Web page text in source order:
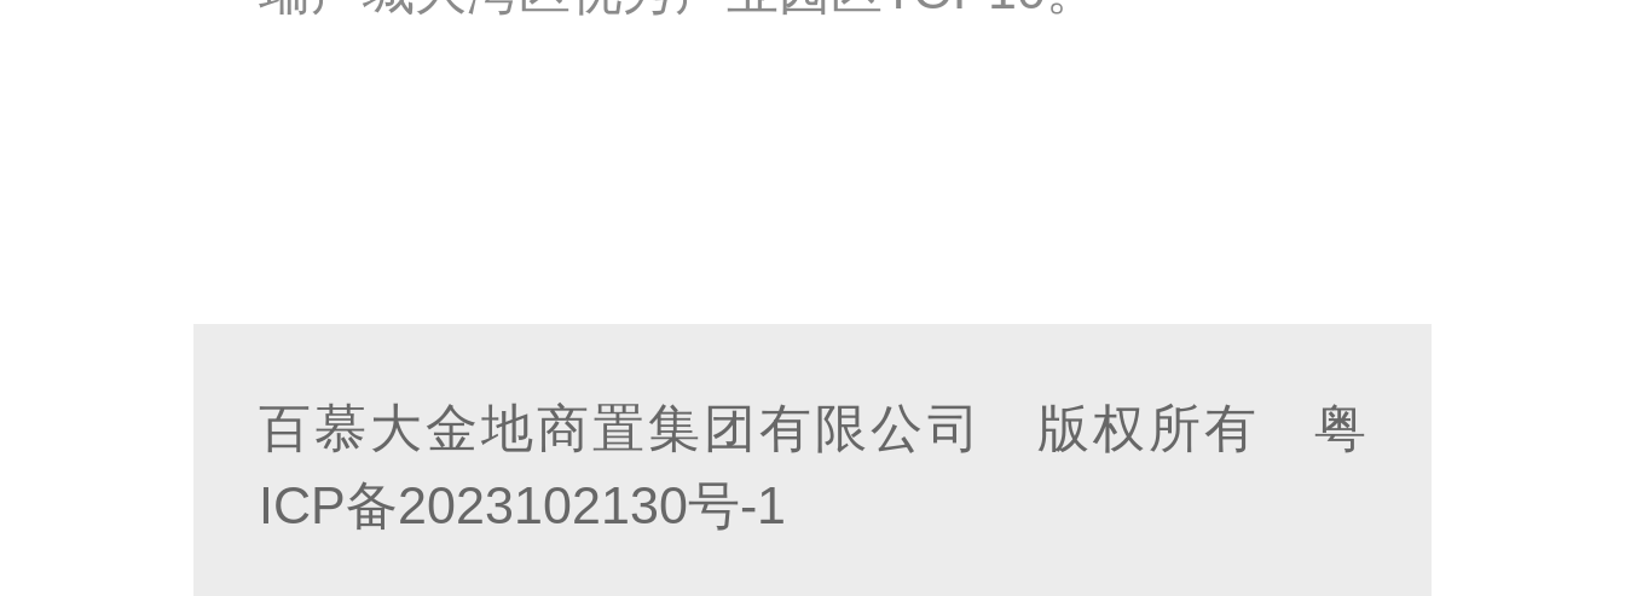
百慕大金地商置集团有限公司 版权所有 粤
ICP备2023102130号-1